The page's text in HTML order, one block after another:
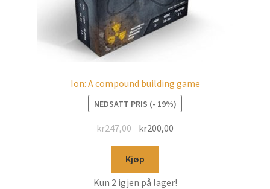
Ion: A compound building game
NEDSATT PRIS (- 19%)
kr247,00 kr200,00
Kjøp
Kun 2 igjen på lager!